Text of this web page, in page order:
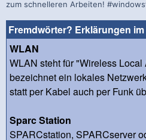
zum schnelleren Arbeiten!
Fremdwörter? Erklärungen
WLAN
WLAN steht für "Wireless
bezeichnet ein lokales
statt per Kabel auch per Funk
Sparc Station
SPARCstation, SPARCserver